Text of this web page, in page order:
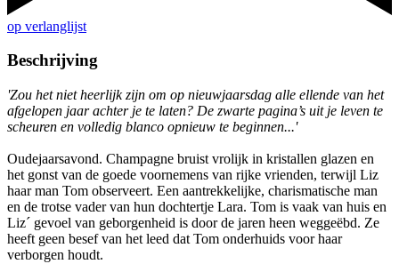
op verlanglijst
Beschrijving
'Zou het niet heerlijk zijn om op nieuwjaarsdag alle ellende van het
afgelopen jaar achter je te laten? De zwarte pagina’s uit je leven te
scheuren en volledig blanco opnieuw te beginnen...'
Oudejaarsavond. Champagne bruist vrolijk in kristallen glazen en
het gonst van de goede voornemens van rijke vrienden, terwijl Liz
haar man Tom observeert. Een aantrekkelijke, charismatische man
en de trotse vader van hun dochtertje Lara. Tom is vaak van huis en
Liz´ gevoel van geborgenheid is door de jaren heen weggeëbd. Ze
heeft geen besef van het leed dat Tom onderhuids voor haar
verborgen houdt.